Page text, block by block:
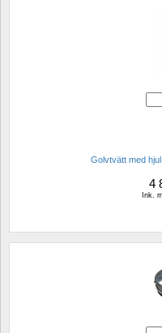
Golvtvätt med
4
Ink.